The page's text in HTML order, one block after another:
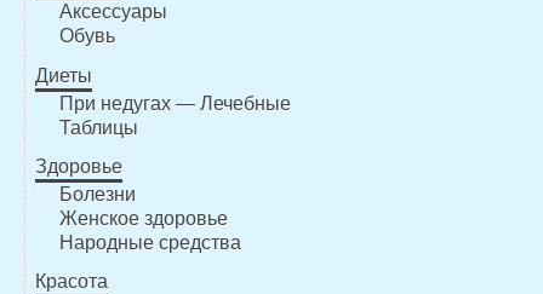
Аксессуары
Обувь
Диеты
При недугах — Лечебные
Таблицы
Здоровье
Болезни
Женское здоровье
Народные средства
Красота